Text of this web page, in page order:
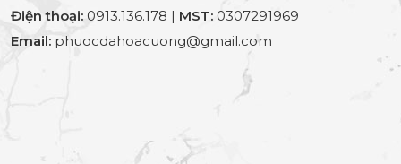
Điện thoại: 0913.136.178 | MST: 0307291969
Email: phuocdahoacuong@gmail.com